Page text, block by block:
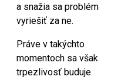
a snažia sa problém
vyriešiť za ne.
Práve v takýchto
momentoch sa však
trpezlivosť buduje